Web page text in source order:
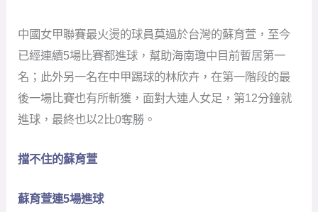
中國女甲聯賽最火燙的球員莫過於台灣的蘇育萱，至今
已經連續5場比賽都進球，幫助海南瓊中目前暫居第一
名；此外另一名在中甲踢球的林欣卉，在第一階段的最
後一場比賽也有所斬獲，面對大連人女足，第12分鐘就
進球，最終也以2比0奪勝。
擋不住的蘇育萱
蘇育萱連5場進球